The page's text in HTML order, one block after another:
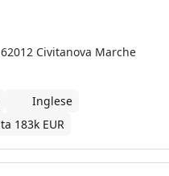
Civitanova Marche
Inglese
183k EUR